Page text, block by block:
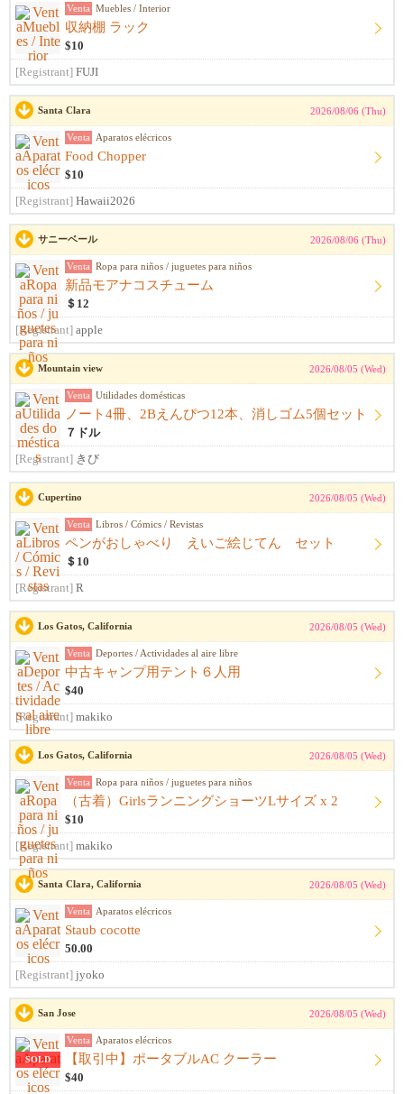
Venta Muebles / Interior
収納棚 ラック
$10
[Registrant] FUJI
Santa Clara 2026/08/06 (Thu)
Venta Aparatos elécricos
Food Chopper
$10
[Registrant] Hawaii2026
サニーベール 2026/08/06 (Thu)
Venta Ropa para niños / juguetes para niños
新品モアナコスチューム
＄12
[Registrant] apple
Mountain view 2026/08/05 (Wed)
Venta Utilidades domésticas
ノート4冊、2Bえんぴつ12本、消しゴム5個セット
７ドル
[Registrant] きび
Cupertino 2026/08/05 (Wed)
Venta Libros / Cómics / Revistas
ペンがおしゃべり えいご絵じてん セット
＄10
[Registrant] R
Los Gatos, California 2026/08/05 (Wed)
Venta Deportes / Actividades al aire libre
中古キャンプ用テント６人用
$40
[Registrant] makiko
Los Gatos, California 2026/08/05 (Wed)
Venta Ropa para niños / juguetes para niños
（古着）GirlsランニングショーツLサイズ x 2
$10
[Registrant] makiko
Santa Clara, California 2026/08/05 (Wed)
Venta Aparatos elécricos
Staub cocotte
50.00
[Registrant] jyoko
San Jose 2026/08/05 (Wed)
SOLD
Venta Aparatos elécricos
【取引中】ポータブルAC クーラー
$40